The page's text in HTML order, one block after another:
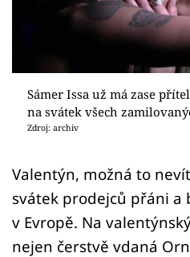
Sex a vztahy
Videa
Sledujte prima+
Sledujte nás
Sámer Issa už má zase
na svátek všech
Zdroj: archiv
Valentýn, možná to
svátek prodejců přáni a
v Evropě. Na
nejen čerstvě vdaná